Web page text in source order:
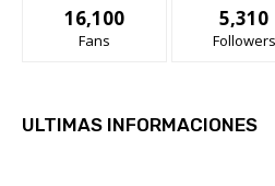
16,100
Fans
5,310
Followers
ULTIMAS INFORMACIONES